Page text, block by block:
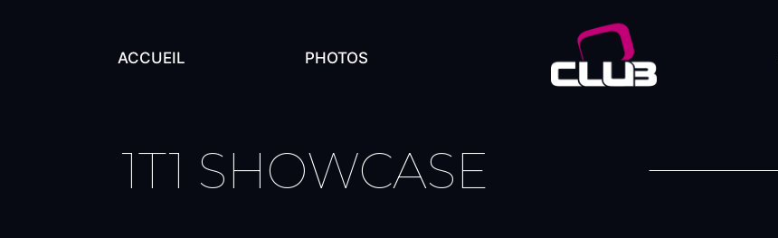
ACCUEIL PHOTOS
1T1 SHOWCASE